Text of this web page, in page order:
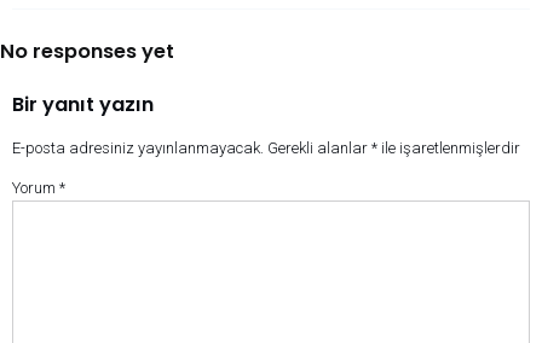
No responses yet
Bir yanıt yazın
E-posta adresiniz yayınlanmayacak. Gerekli alanlar * ile işaretlenmişlerdir
Yorum *